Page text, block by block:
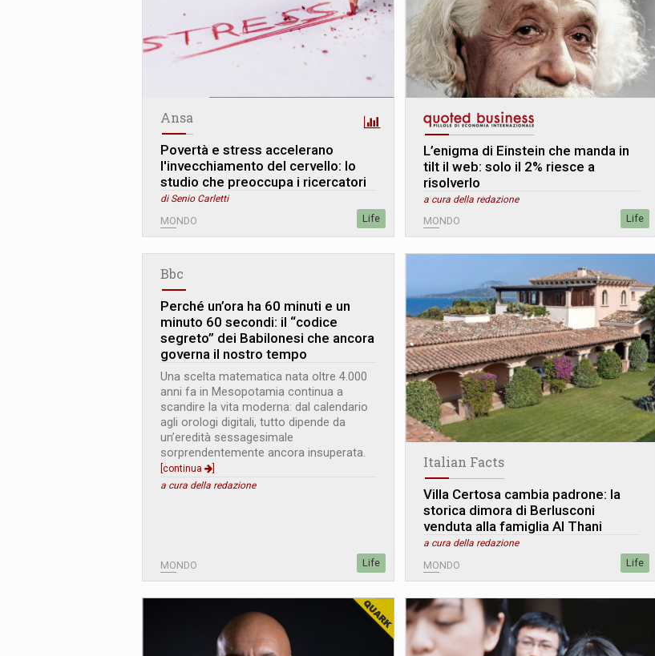
Ansa
Povertà e stress accelerano
l'invecchiamento del cervello: lo
studio che preoccupa i ricercatori
di Senio Carletti
MONDO Life
L’enigma di Einstein che manda in
tilt il web: solo il 2% riesce a
risolverlo
a cura della redazione
MONDO Life
Bbc
Perché un’ora ha 60 minuti e un
minuto 60 secondi: il “codice
segreto” dei Babilonesi che ancora
governa il nostro tempo
Una scelta matematica nata oltre 4.000
anni fa in Mesopotamia continua a
scandire la vita moderna: dal calendario
agli orologi digitali, tutto dipende da
un’eredità sessagesimale
sorprendentemente ancora insuperata.
[continua
a cura della redazione
MONDO Life
Italian Facts
Villa Certosa cambia padrone: la
storica dimora di Berlusconi
venduta alla famiglia Al Thani
a cura della redazione
MONDO Life